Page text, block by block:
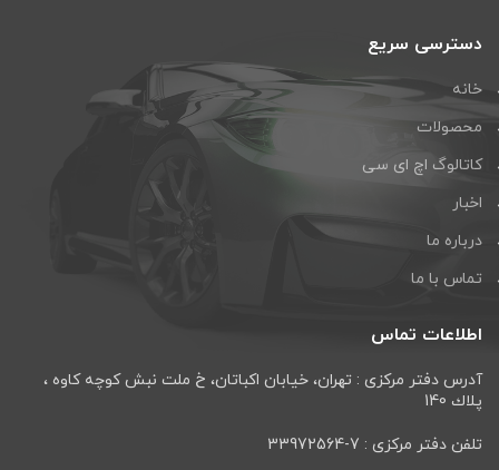
دسترسی سریع
خانه
محصولات
کاتالوگ اچ ای سی
اخبار
درباره ما
تماس با ما
اطلاعات تماس
آدرس دفتر مرکزی : تهران، خيابان اكباتان، خ ملت نبش كوچه كاوه ،
پلاك 140
تلفن دفتر مرکزی : 7-33972564